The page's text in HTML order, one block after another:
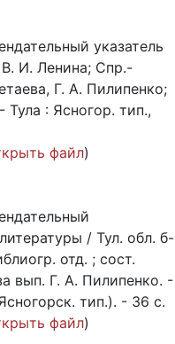
указатель
И. Ленина; Спр.-
Г. А. Пилипенко;
Тула : Ясногор. тип.,
файл)
/ Тул. обл. б-
отд. ; сост.
вып. Г. А. Пилипенко. -
тип.). - 36 с.
файл)